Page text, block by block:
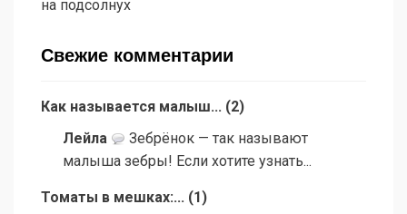
на подсолнух
Свежие комментарии
Как называется малыш... (2)
Лейла
Зебрёнок — так называют
малыша зебры! Если хотите узнать...
Томаты в мешках:... (1)